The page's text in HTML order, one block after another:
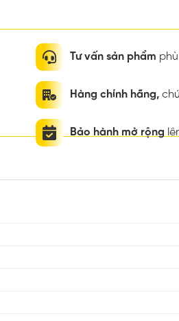
Tư vấn sản phẩm
Hàng chính hãng,
Bảo hành mở rộng